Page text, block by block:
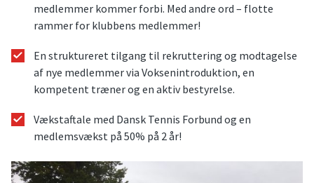
medlemmer kommer forbi. Med andre ord – flotte
rammer for klubbens medlemmer!
En struktureret tilgang til rekruttering og modtagelse
af nye medlemmer via Voksenintroduktion, en
kompetent træner og en aktiv bestyrelse.
Vækstaftale med Dansk Tennis Forbund og en
medlemsvækst på 50% på 2 år!